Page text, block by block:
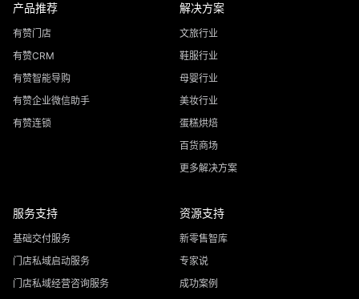
产品推荐
有赞门店
有赞CRM
有赞智能导购
有赞企业微信助手
有赞连锁
解决方案
文旅行业
鞋服行业
母婴行业
美妆行业
蛋糕烘焙
百货商场
更多解决方案
服务支持
基础交付服务
门店私域启动服务
门店私域经营咨询服务
资源支持
新零售智库
专家说
成功案例